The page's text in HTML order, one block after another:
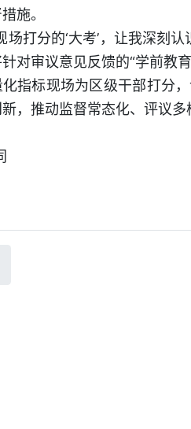
施。
场打分的‘大考’，让我深刻
对审议意见反馈的“学前教
指标现场为区级干部打分
，推动监督常态化、评议